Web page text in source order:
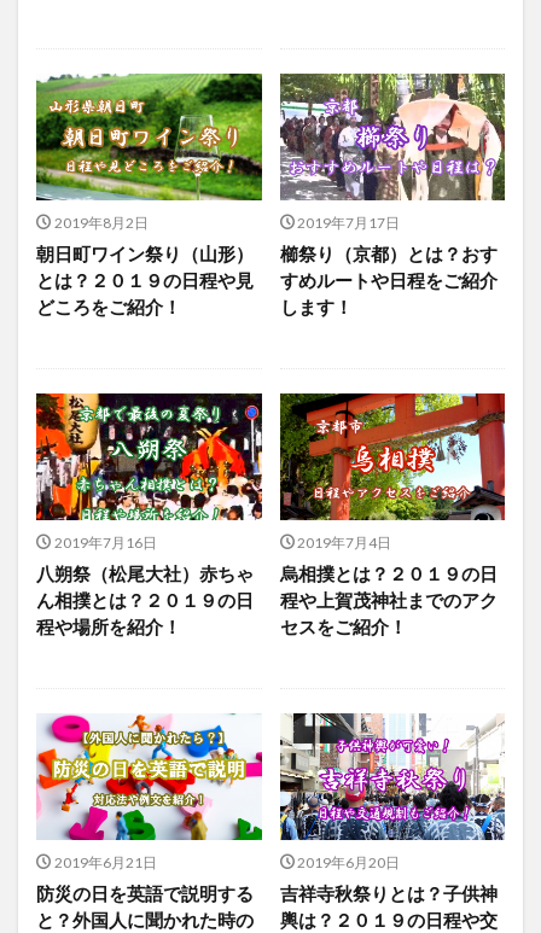
2019年8月2日
朝日町ワイン祭り（山形）
とは？２０１９の日程や見
どころをご紹介！
2019年7月17日
櫛祭り（京都）とは？おす
すめルートや日程をご紹介
します！
2019年7月16日
八朔祭（松尾大社）赤ちゃ
ん相撲とは？２０１９の日
程や場所を紹介！
2019年7月4日
烏相撲とは？２０１９の日
程や上賀茂神社までのアク
セスをご紹介！
2019年6月21日
防災の日を英語で説明する
と？外国人に聞かれた時の
2019年6月20日
吉祥寺秋祭りとは？子供神
輿は？２０１９の日程や交